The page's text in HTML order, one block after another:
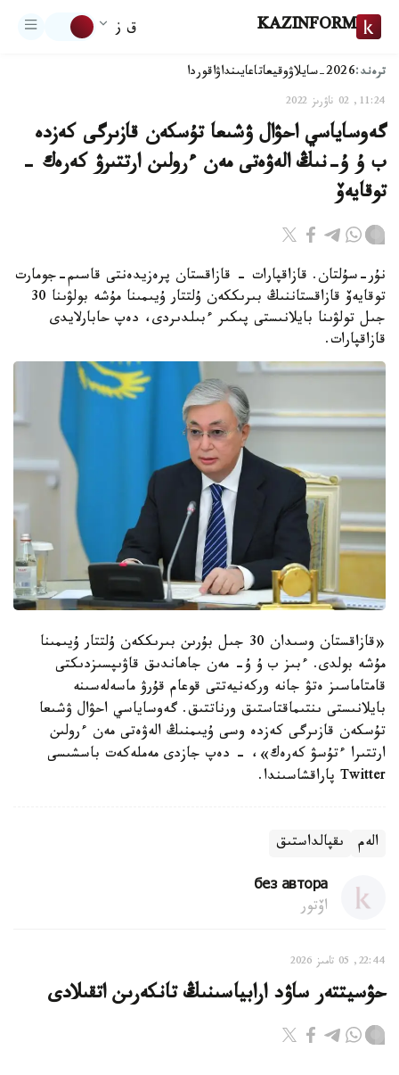
KAZINFORM ق ز
ترەند:2026-سايلاۋ وقيعاتاعايىنداۋاقوردا
11:24, 02 ناۋرىز 2022
گەوساياسي احۋال ۋشىعا تۇسكەن قازىرگى كەزدە
ب ۇ ۇ-نىڭ الەۋەتى مەن ءرولىن ارتتىرۋ كەرەك -
توقايەۆ
نۇر-سۇلتان. قازاقپارات - قازاقستان پرەزيدەنتى قاسىم-جومارت
توقايەۆ قازاقستاننىڭ بىرىككەن ۇلتتار ۇيىمىنا مۇشە بولۋىنا 30
جىل تولۋىنا بايلانىستى پىكىر ءبىلدىردى، دەپ حابارلايدى
قازاقپارات.
«قازاقستان وسىدان 30 جىل بۇرىن بىرىككەن ۇلتتار ۇيىمىنا
مۇشە بولدى. ءبىز ب ۇ ۇ- مەن جاھاندىق قاۋىپسىزدىكتى
قامتاماسىز ەتۋ جانە وركەنيەتتى قوعام قۇرۋ ماسەلەسىنە
بايلانىستى ىنتىماقتاستىق ورناتتىق. گەوساياسي احۋال ۋشىعا
تۇسكەن قازىرگى كەزدە وسى ۇيىمنىڭ الەۋەتى مەن ءرولىن
ارتتىرا ءتۇسۋ كەرەك»، - دەپ جازدى مەملەكەت باسشىسى
Twitter پاراقشاسىندا.
الەم ىقپالداستىق
без автора
اۆتور
22:44, 05 تامىز 2026
حۋسيتتەر ساۋد ارابياسىنىڭ تانكەرىن اتقىلادى